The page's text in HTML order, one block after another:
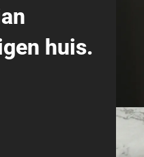
huis.